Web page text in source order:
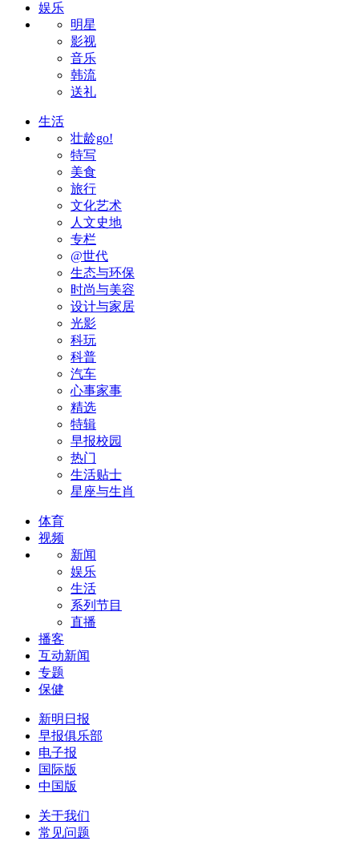
娱乐
明星
影视
音乐
韩流
送礼
生活
壮龄go!
特写
美食
旅行
文化艺术
人文史地
专栏
@世代
生态与环保
时尚与美容
设计与家居
光影
科玩
科普
汽车
心事家事
精选
特辑
早报校园
热门
生活贴士
星座与生肖
体育
视频
新闻
娱乐
生活
系列节目
直播
播客
互动新闻
专题
保健
新明日报
早报俱乐部
电子报
国际版
中国版
关于我们
常见问题